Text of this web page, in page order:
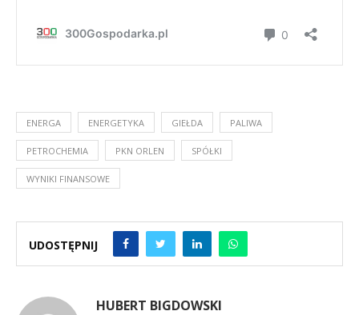
ENERGA ENERGETYKA GIEŁDA PALIWA
PETROCHEMIA PKN ORLEN SPÓŁKI
WYNIKI FINANSOWE
UDOSTĘPNIJ
HUBERT BIGDOWSKI